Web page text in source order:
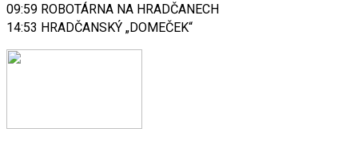
09:59 ROBOTÁRNA NA HRADČANECH
14:53 HRADČANSKÝ „DOMEČEK“